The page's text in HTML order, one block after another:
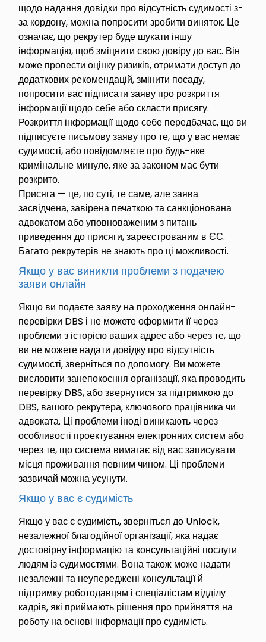
щодо надання довідки про відсутність судимості з-
за кордону, можна попросити зробити виняток. Це
означає, що рекрутер буде шукати іншу
інформацію, щоб зміцнити свою довіру до вас. Він
може провести оцінку ризиків, отримати доступ до
додаткових рекомендацій, змінити посаду,
попросити вас підписати заяву про розкриття
інформації щодо себе або скласти присягу.
Розкриття інформації щодо себе передбачає, що ви
підписуєте письмову заяву про те, що у вас немає
судимості, або повідомляєте про будь-яке
кримінальне минуле, яке за законом має бути
розкрито.
Присяга — це, по суті, те саме, але заява
засвідчена, завірена печаткою та санкціонована
адвокатом або уповноваженим з питань
приведення до присяги, зареєстрованим в ЄС.
Багато рекрутерів не знають про ці можливості.
Якщо у вас виникли проблеми з подачею
заяви онлайн
Якщо ви подаєте заяву на проходження онлайн-
перевірки DBS і не можете оформити її через
проблеми з історією ваших адрес або через те, що
ви не можете надати довідку про відсутність
судимості, зверніться по допомогу. Ви можете
висловити занепокоєння організації, яка проводить
перевірку DBS, або звернутися за підтримкою до
DBS, вашого рекрутера, ключового працівника чи
адвоката. Ці проблеми іноді виникають через
особливості проектування електронних систем або
через те, що система вимагає від вас записувати
місця проживання певним чином. Ці проблеми
зазвичай можна усунути.
Якщо у вас є судимість
Якщо у вас є судимість, зверніться до Unlock,
незалежної благодійної організації, яка надає
достовірну інформацію та консультаційні послуги
людям із судимостями. Вона також може надати
незалежні та неупереджені консультації й
підтримку роботодавцям і спеціалістам відділу
кадрів, які приймають рішення про прийняття на
роботу на основі інформації про судимість.